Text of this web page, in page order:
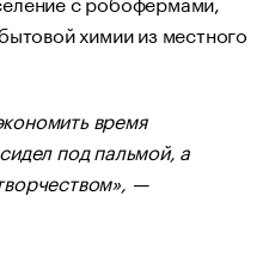
химии из местного
время
под пальмой, а
—